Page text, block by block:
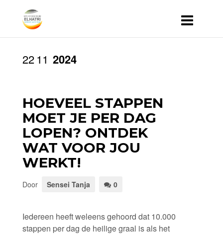
22 11 2024
HOEVEEL STAPPEN
MOET JE PER DAG
LOPEN? ONTDEK
WAT VOOR JOU
WERKT!
Door Sensei Tanja 0
Iedereen heeft weleens gehoord dat 10.000
stappen per dag de heilige graal is als het